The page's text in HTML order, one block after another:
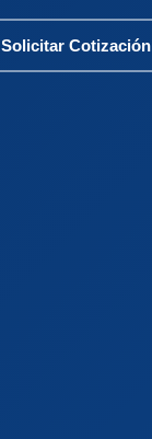
Solicitar Cotización